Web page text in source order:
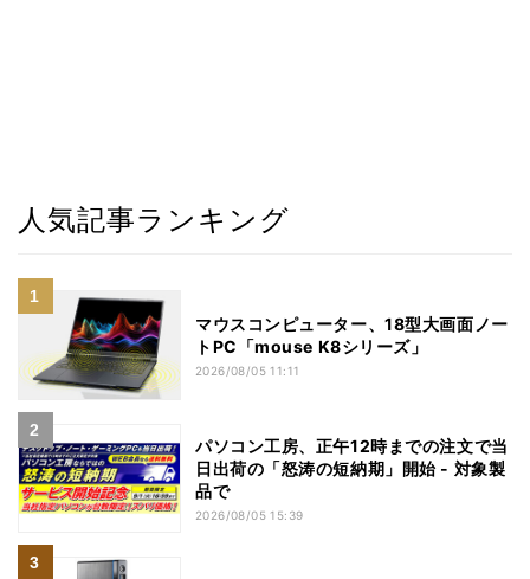
人気記事ランキング
マウスコンピューター、18型大画面ノー
トPC「mouse K8シリーズ」
2026/08/05 11:11
パソコン工房、正午12時までの注文で当
日出荷の「怒涛の短納期」開始 - 対象製
品で
2026/08/05 15:39